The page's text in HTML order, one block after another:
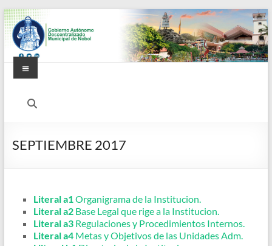
Saltar
al
contenido
Alcaldía
de
Menú
SEPTIEMBRE 2017
Literal a1Organigrama de la Institucion.
Literal a2 Base Legal que rige a la Institucion.
Literal a3 Regulaciones y Procedimientos Internos.
Literal a4 Metas y Objetivos de las Unidades Adm.